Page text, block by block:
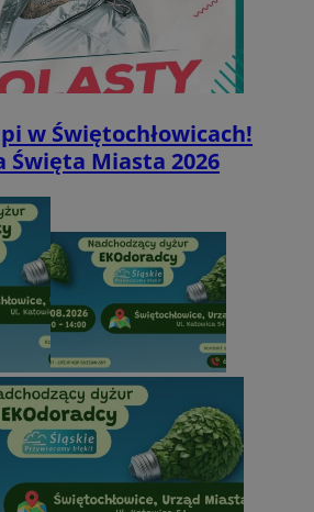
w Świętochłowicach!
Święta Miasta 2026